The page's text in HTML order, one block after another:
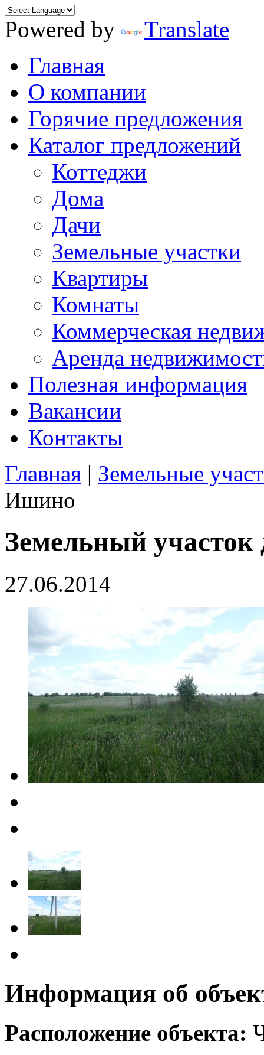
Powered by
Translate
Главная
О компании
Горячие предложения
Каталог предложений
Коттеджи
Дома
Дачи
Земельные участки
Квартиры
Комнаты
Коммерческая
Аренда
Полезная информация
Вакансии
Контакты
Главная | Земельные
Ишино
Земельный
27.06.2014
Информация об
Расположение объекта: